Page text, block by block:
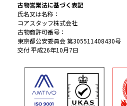
古物営業法に基づく表記
氏名又は名称：
コアスタッフ株式会社
古物商許可番号：
東京都公安委員会 第305511408430号
交付 平成26年10月7日